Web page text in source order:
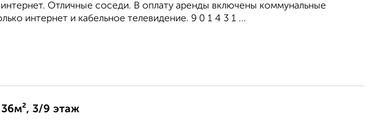
Отличные соседи. В оплату аренды включены коммунальные
интернет и кабельное телевидение. 9 0 1 4 3 1 ...
3/9 этаж